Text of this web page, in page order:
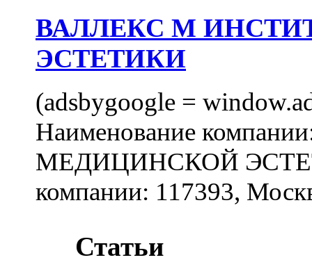
ВАЛЛЕКС М
ЭСТЕТИКИ
(adsbygoogle =
Наименование
МЕДИЦИНСКОЙ
компании: 117393,
Статьи